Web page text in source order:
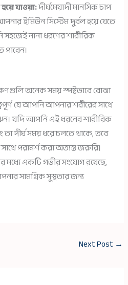
যাওয়া:দীর্ঘমেয়াদী মানসিক চাপ
ইমিউন সিস্টেম দুর্বল হয়ে যেতে
নানা ধরণের শারীরিক
অনেক সময় স্পষ্টভাবে বোঝা
যে আপনি আপনার শরীরের সাথে
যদি আপনি এই ধরনের শারীরিক
দীর্ঘ সময় ধরে চলতে থাকে, তবে
পরামর্শ করা অত্যন্ত জরুরি।
মধ্যে একটি গভীর সংযোগ রয়েছে,
সামগ্রিক সুস্থতার জন্য
Next Post →